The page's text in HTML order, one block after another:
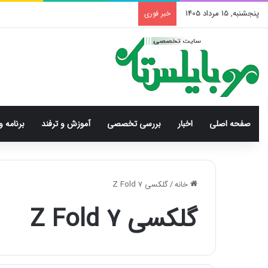
پنجشنبه, 15 مرداد 1405 خبر فوری
صفحه اصلی اخبار بررسی‌ تخصصی آموزش و ترفند برنامه
خانه/گلکسی Z Fold 7
گلکسی Z Fold 7